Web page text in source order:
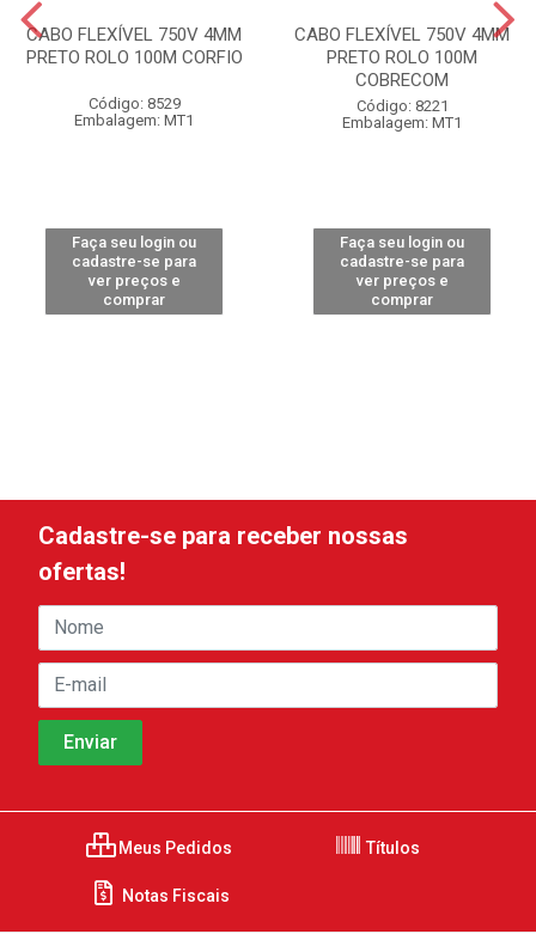
CABO FLEXÍVEL 750V 4MM
PRETO ROLO 100M CORFIO
Código: 8529
Embalagem: MT1
Faça seu login ou
cadastre-se para
ver preços e
comprar
CABO FLEXÍVEL 750V 4MM
PRETO ROLO 100M
COBRECOM
Código: 8221
Embalagem: MT1
Faça seu login ou
cadastre-se para
ver preços e
comprar
Cadastre-se para receber nossas
ofertas!
Meus Pedidos Títulos
Notas Fiscais